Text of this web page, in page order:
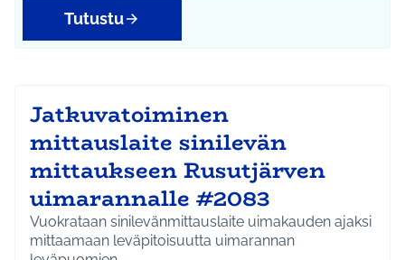
Tutustu
Jatkuvatoiminen
mittauslaite sinilevän
mittaukseen Rusutjärven
uimarannalle #2083
Vuokrataan sinilevänmittauslaite uimakauden ajaksi
mittaamaan leväpitoisuutta uimarannan